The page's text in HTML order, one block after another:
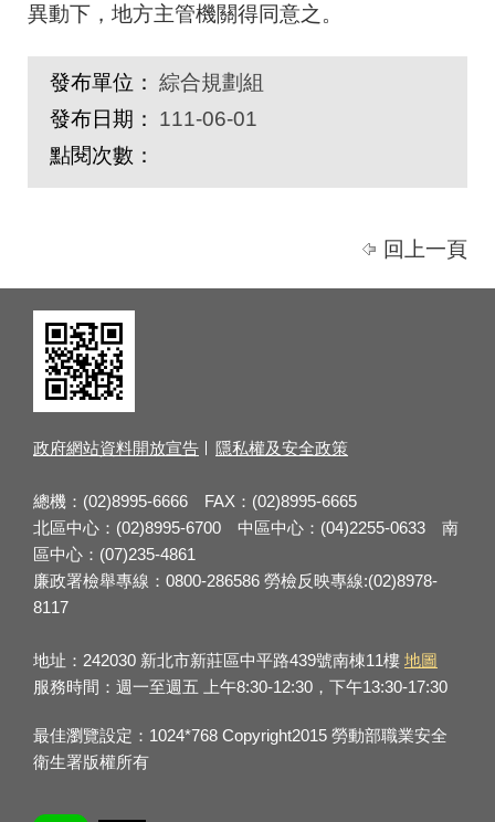
異動下，地方主管機關得同意之。
發布單位： 綜合規劃組
發布日期：
111-06-01
點閱次數：
回上一頁
政府網站資料開放宣告 隱私權及安全政策
總機：(02)8995-6666 FAX：(02)8995-6665
北區中心：(02)8995-6700 中區中心：(04)2255-0633 南
區中心：(07)235-4861
廉政署檢舉專線：0800-286586 勞檢反映專線:(02)8978-
8117
地址：242030 新北市新莊區中平路439號南棟11樓 地圖
服務時間：週一至週五 上午8:30-12:30，下午13:30-17:30
最佳瀏覽設定：1024*768 Copyright2015 勞動部職業安全
衛生署版權所有